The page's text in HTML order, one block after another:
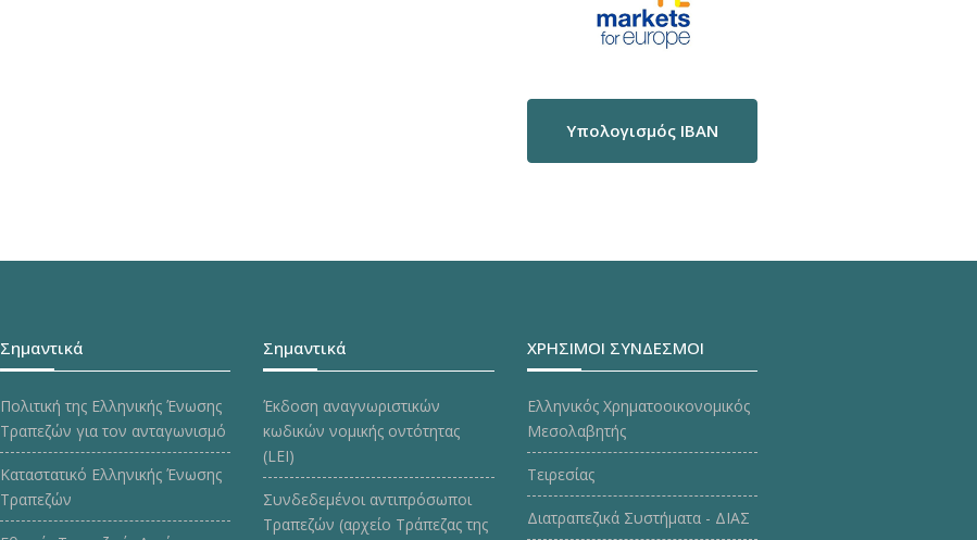
Υπολογισμός IBAN
Σημαντικά
Πολιτική της Ελληνικής Ένωσης
Τραπεζών για τον ανταγωνισμό
Καταστατικό Ελληνικής Ένωσης
Τραπεζών
Σημαντικά
Έκδοση αναγνωριστικών
κωδικών νομικής οντότητας
(LEI)
Συνδεδεμένοι αντιπρόσωποι
Τραπεζών (αρχείο Τράπεζας της
ΧΡΗΣΙΜΟΙ ΣΥΝΔΕΣΜΟΙ
Ελληνικός Χρηματοοικονομικός
Μεσολαβητής
Τειρεσίας
Διατραπεζικά Συστήματα - ΔΙΑΣ